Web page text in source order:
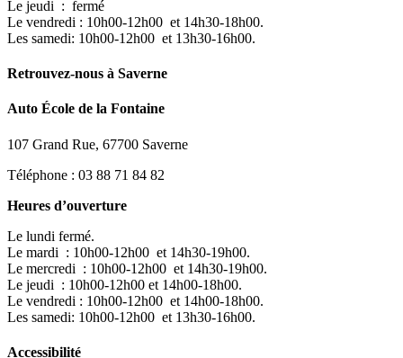
Le jeudi : fermé
Le vendredi : 10h00-12h00 et 14h30-18h00.
Les samedi: 10h00-12h00 et 13h30-16h00.
Retrouvez-nous à Saverne
Auto École de la Fontaine
107 Grand Rue, 67700 Saverne
Téléphone : 03 88 71 84 82
Heures d’ouverture
Le lundi fermé.
Le mardi : 10h00-12h00 et 14h30-19h00.
Le mercredi : 10h00-12h00 et 14h30-19h00.
Le jeudi : 10h00-12h00 et 14h00-18h00.
Le vendredi : 10h00-12h00 et 14h00-18h00.
Les samedi: 10h00-12h00 et 13h30-16h00.
Accessibilité